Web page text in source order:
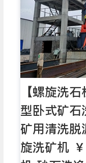
【螺旋洗
型卧式矿
矿用清洗
旋洗矿机